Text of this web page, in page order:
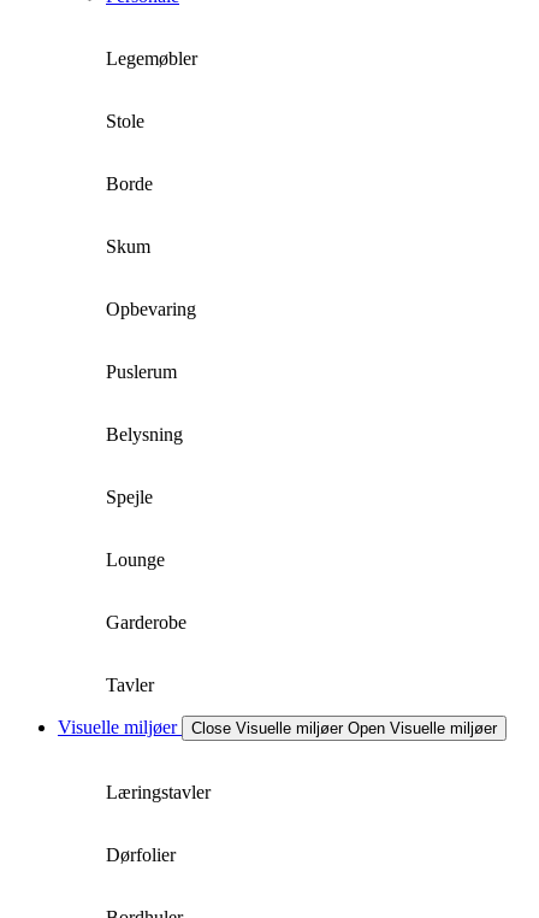
Legemøbler
Stole
Borde
Skum
Opbevaring
Puslerum
Belysning
Spejle
Lounge
Garderobe
Tavler
Visuelle miljøer Close Visuelle miljøer Open Visuelle miljøer
Læringstavler
Dørfolier